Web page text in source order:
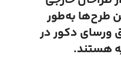
طرح‌ها به‌طور
ورسای دکور در
هستند.